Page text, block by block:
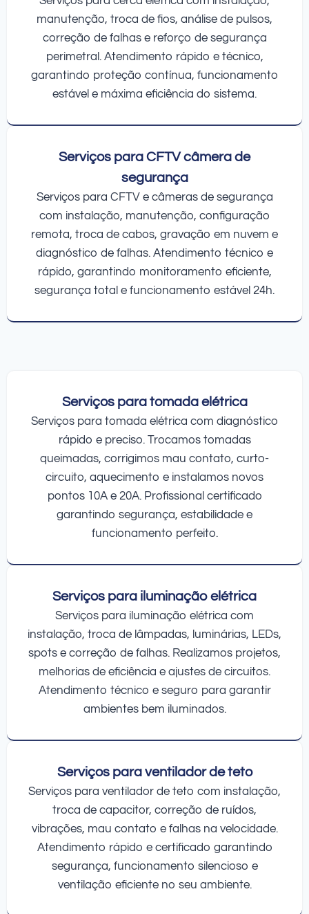
manutenção, troca de fios, análise de pulsos,
correção de falhas e reforço de segurança
perimetral. Atendimento rápido e técnico,
garantindo proteção contínua, funcionamento
estável e máxima eficiência do sistema.
Serviços para CFTV câmera de
segurança
Serviços para CFTV e câmeras de segurança
com instalação, manutenção, configuração
remota, troca de cabos, gravação em nuvem e
diagnóstico de falhas. Atendimento técnico e
rápido, garantindo monitoramento eficiente,
segurança total e funcionamento estável 24h.
Serviços para tomada elétrica
Serviços para tomada elétrica com diagnóstico
rápido e preciso. Trocamos tomadas
queimadas, corrigimos mau contato, curto-
circuito, aquecimento e instalamos novos
pontos 10A e 20A. Profissional certificado
garantindo segurança, estabilidade e
funcionamento perfeito.
Serviços para iluminação elétrica
Serviços para iluminação elétrica com
instalação, troca de lâmpadas, luminárias, LEDs,
spots e correção de falhas. Realizamos projetos,
melhorias de eficiência e ajustes de circuitos.
Atendimento técnico e seguro para garantir
ambientes bem iluminados.
Serviços para ventilador de teto
Serviços para ventilador de teto com instalação,
troca de capacitor, correção de ruídos,
vibrações, mau contato e falhas na velocidade.
Atendimento rápido e certificado garantindo
segurança, funcionamento silencioso e
ventilação eficiente no seu ambiente.